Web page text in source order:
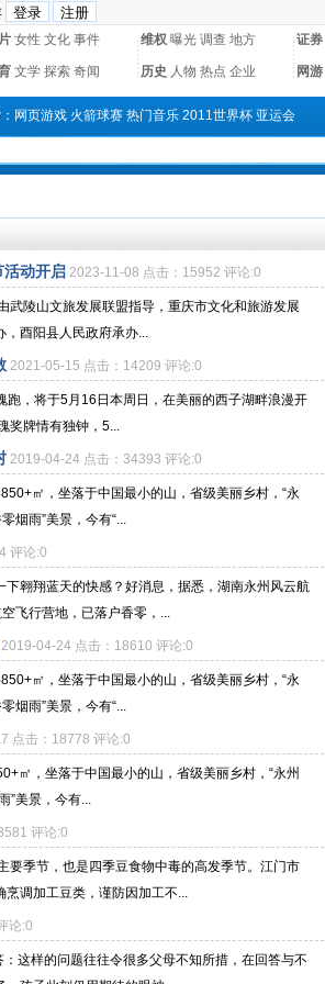
女性 文化 事件 维权 曝光 调查 地方 证券
文学 探索 奇闻 历史 人物 热点 企业 网游
网页游戏 火箭球赛 热门音乐 2011世界杯 亚运会
活动开启 2023-11-08 点击：15952 评论:0
武陵山文旅发展联盟指导，重庆市文化和旅游发展
，酉阳县人民政府承办...
2021-05-15 点击：14209 评论:0
，将于5月16日本周日，在美丽的西子湖畔浪漫开
奖牌情有独钟，5...
2019-04-24 点击：34393 评论:0
㎡，坐落于中国最小的山，省级美丽乡村，“永
烟雨”美景，今有“...
评论:0
翱翔蓝天的快感？好消息，据悉，湖南永州风云航
飞行营地，已落户香零，...
2019-04-24 点击：18610 评论:0
㎡，坐落于中国最小的山，省级美丽乡村，“永
烟雨”美景，今有“...
点击：18778 评论:0
㎡，坐落于中国最小的山，省级美丽乡村，“永州
”美景，今有...
评论:0
要季节，也是四季豆食物中毒的高发季节。江门市
调加工豆类，谨防因加工不...
论:0
样的问题往往令很多父母不知所措，在回答与不